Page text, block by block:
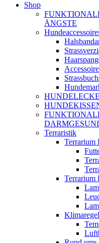
Shop
ÄNGSTE
Terraristik
Terrarium
Terrarium